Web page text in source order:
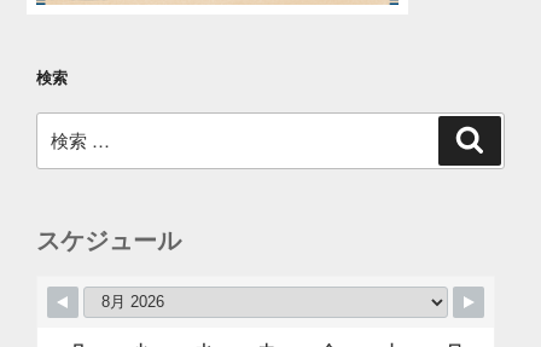
検索
索:
スケジュール